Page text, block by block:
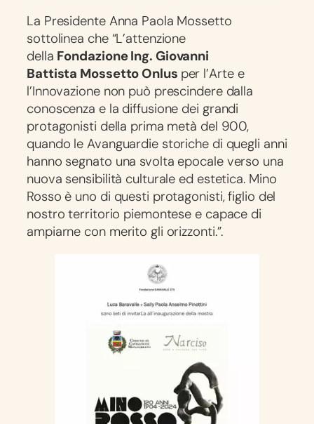
La Presidente Anna Paola Mossetto
sottolinea che “L’attenzione
della Fondazione Ing. Giovanni
Battista Mossetto Onlus per l’Arte e
l’Innovazione non può prescindere dalla
conoscenza e la diffusione dei grandi
protagonisti della prima metà del 900,
quando le Avanguardie storiche di quegli anni
hanno segnato una svolta epocale verso una
nuova sensibilità culturale ed estetica. Mino
Rosso è uno di questi protagonisti, figlio del
nostro territorio piemontese e capace di
ampiarne con merito gli orizzonti.”.